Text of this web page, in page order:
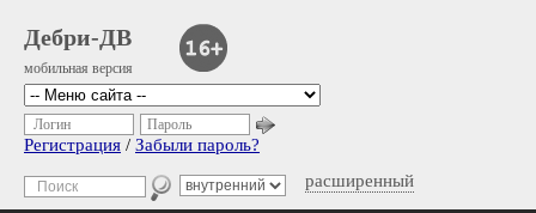
Дебри-ДВ
мобильная версия
расширенный
Логин Пароль
Регистрация / Забыли пароль?